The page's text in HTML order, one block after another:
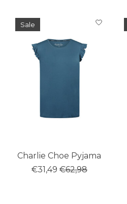
Sale
Charlie Choe Pyjama
€31,49 €62,98